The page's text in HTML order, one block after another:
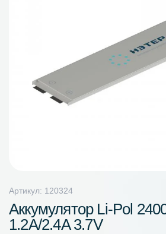
Артикул: 120324
Аккумулятор Li-Pol
1.2A/2.4A 3.7V